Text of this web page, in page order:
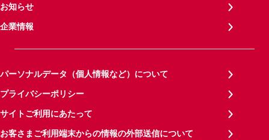
お知らせ
企業情報
パーソナルデータ（個人情報など）について
プライバシーポリシー
サイトご利用にあたって
お客さまご利用端末からの情報の外部送信について